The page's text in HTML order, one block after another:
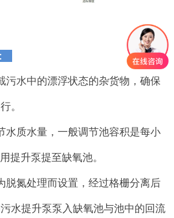
污水中的漂浮状态的杂货物，确保
。
水质水量，一般调节池容积是每小
提升泵提至缺氧池。
脱氮处理而设置，经过格栅分离后
水提升泵泵入缺氧池与池中的回流